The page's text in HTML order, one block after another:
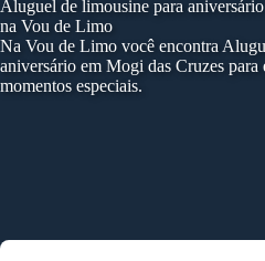
Aluguel de limousine para
na Vou de Limo
Na Vou de Limo você encontra
aniversário em Mogi das Cruzes para
momentos especiais.